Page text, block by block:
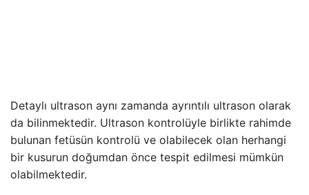
Detaylı ultrason aynı zamanda ayrıntılı ultrason olarak
da bilinmektedir. Ultrason kontrolüyle birlikte rahimde
bulunan fetüsün kontrolü ve olabilecek olan herhangi
bir kusurun doğumdan önce tespit edilmesi mümkün
olabilmektedir.